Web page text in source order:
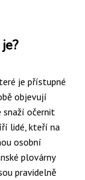
je přístupné
objevují
snaží očernit
lidé, kteří na
osobní
plovárny
pravidelně